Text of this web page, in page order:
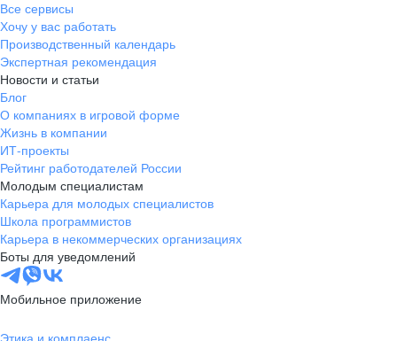
Все сервисы
Хочу у вас работать
Производственный календарь
Экспертная рекомендация
Новости и статьи
Блог
О компаниях в игровой форме
Жизнь в компании
ИТ-проекты
Рейтинг работодателей России
Молодым специалистам
Карьера для молодых специалистов
Школа программистов
Карьера в некоммерческих организациях
Боты для уведомлений
Мобильное приложение